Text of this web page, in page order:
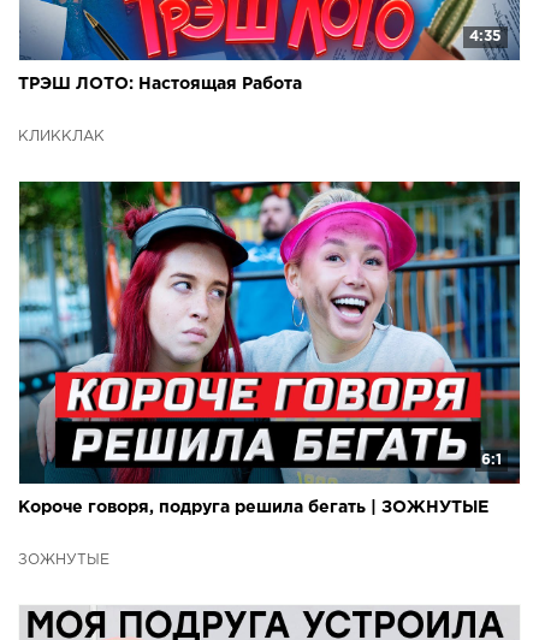
4:35
ТРЭШ ЛОТО: Настоящая Работа
КЛИККЛАК
6:1
Короче говоря, подруга решила бегать | ЗОЖНУТЫЕ
ЗОЖНУТЫЕ